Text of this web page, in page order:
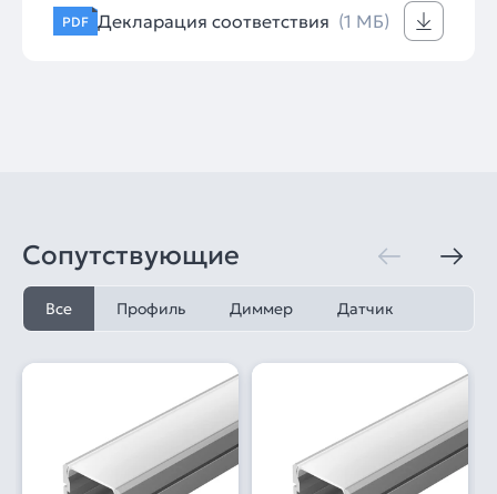
PDF Декларация соответствия (1 МБ)
Сопутствующие
Все Профиль Диммер Датчик